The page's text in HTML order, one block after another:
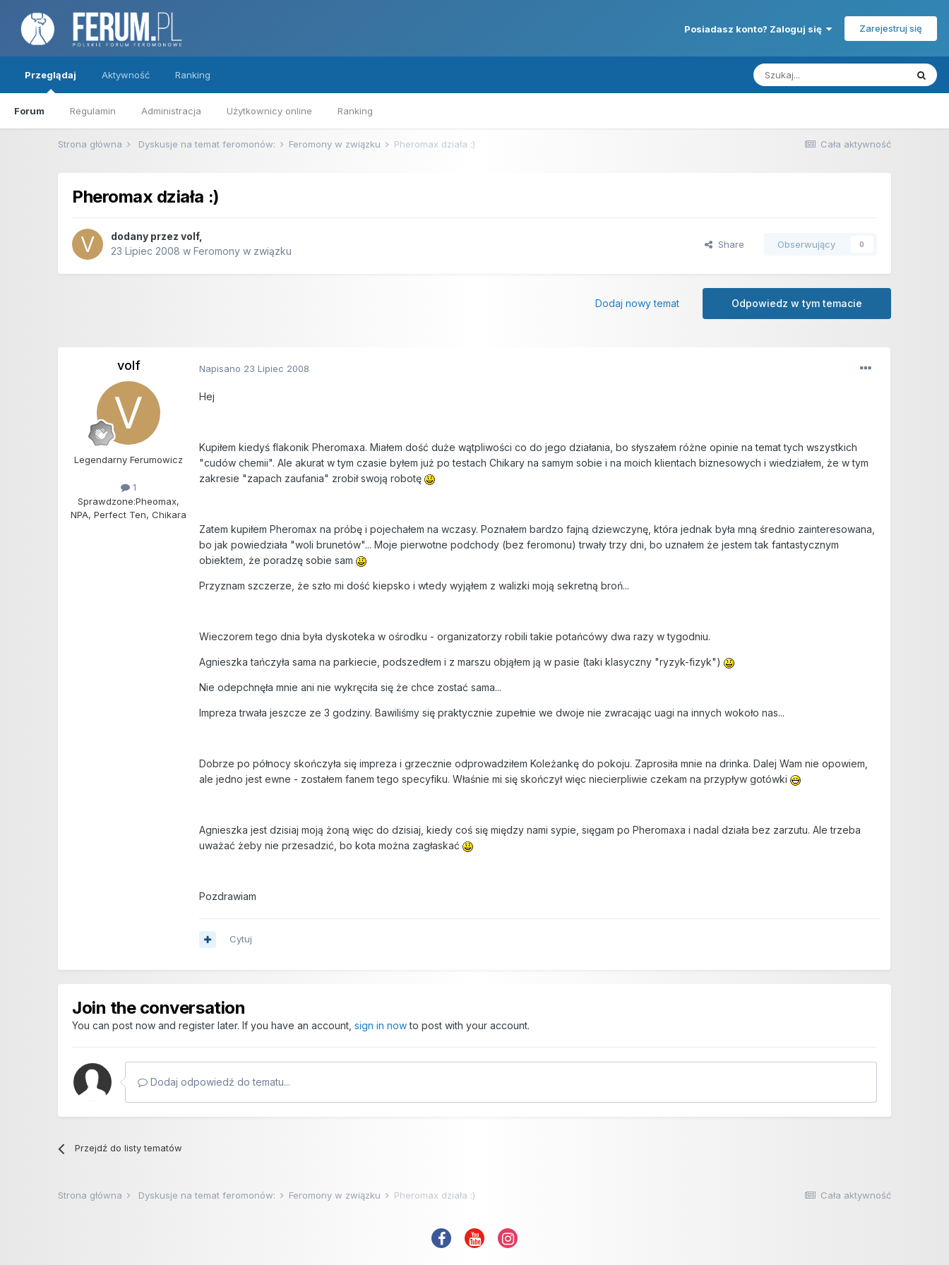
Posiadasz konto? Zaloguj się Zarejestruj się
Przeglądaj
Forum Regulamin Administracja Użytkownicy online Ranking
Aktywność Ranking
Cała aktywność
Strona główna Dyskusje na temat feromonów: Feromony w związku Pheromax działa :)
Pheromax działa :)
dodany przezvolf,
23 Lipiec 2008 wFeromony w związku
Share Obserwujący 0
Odpowiedz w tym temacie
Dodaj nowy temat
volf
Legendarny Ferumowicz
1
Sprawdzone:Pheomax,
NPA, Perfect Ten, Chikara
Napisano 23 Lipiec 2008
Hej
Kupiłem kiedyś flakonik Pheromaxa. Miałem dość duże wątpliwości co do jego działania, bo słyszałem różne opinie na temat tych wszystkich
"cudów chemii". Ale akurat w tym czasie byłem już po testach Chikary na samym sobie i na moich klientach biznesowych i wiedziałem, że w tym
zakresie "zapach zaufania" zrobił swoją robotę
Zatem kupiłem Pheromax na próbę i pojechałem na wczasy. Poznałem bardzo fajną dziewczynę, która jednak była mną średnio zainteresowana,
bo jak powiedziała "woli brunetów"... Moje pierwotne podchody (bez feromonu) trwały trzy dni, bo uznałem że jestem tak fantastycznym
obiektem, że poradzę sobie sam
Przyznam szczerze, że szło mi dość kiepsko i wtedy wyjąłem z walizki moją sekretną broń...
Wieczorem tego dnia była dyskoteka w ośrodku - organizatorzy robili takie potańcówy dwa razy w tygodniu.
Agnieszka tańczyła sama na parkiecie, podszedłem i z marszu objąłem ją w pasie (taki klasyczny "ryzyk-fizyk")
Nie odepchnęła mnie ani nie wykręciła się że chce zostać sama...
Impreza trwała jeszcze ze 3 godziny. Bawiliśmy się praktycznie zupełnie we dwoje nie zwracając uagi na innych wokoło nas...
Dobrze po północy skończyła się impreza i grzecznie odprowadziłem Koleżankę do pokoju. Zaprosiła mnie na drinka. Dalej Wam nie opowiem,
ale jedno jest ewne - zostałem fanem tego specyfiku. Właśnie mi się skończył więc niecierpliwie czekam na przypływ gotówki
Agnieszka jest dzisiaj moją żoną więc do dzisiaj, kiedy coś się między nami sypie, sięgam po Pheromaxa i nadal działa bez zarzutu. Ale trzeba
uważać żeby nie przesadzić, bo kota można zagłaskać
Pozdrawiam
Cytuj
Join the conversation
You can post now and register later. If you have an account,sign in nowto post with your account.
Dodaj odpowiedź do tematu...
Przejdź do listy tematów
Cała aktywność
Strona główna Dyskusje na temat feromonów: Feromony w związku Pheromax działa :)